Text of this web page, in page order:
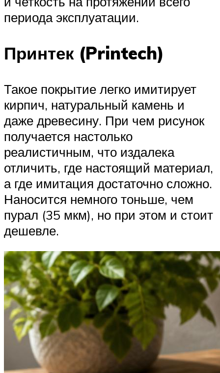
периода эксплуатации.
Принтек (Printech)
Такое покрытие легко имитирует
кирпич, натуральный камень и
даже древесину. При чем рисунок
получается настолько
реалистичным, что издалека
отличить, где настоящий материал,
а где имитация достаточно сложно.
Наносится немного тоньше, чем
пурал (35 мкм), но при этом и стоит
дешевле.